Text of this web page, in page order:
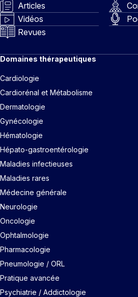
Articles
Vidéos
Revues
Domaines thérapeutiques
Cardiologie
Cardiorénal et Métabolisme
Dermatologie
Gynécologie
Hématologie
Hépato-gastroentérologie
Maladies infectieuses
Maladies rares
Médecine générale
Neurologie
Oncologie
Ophtalmologie
Pharmacologie
Pneumologie / ORL
Pratique avancée
Psychiatrie / Addictologie